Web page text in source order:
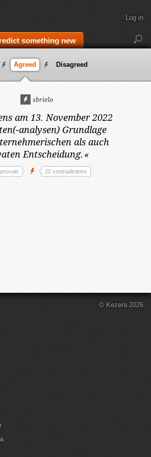
something new
Log in
Agreed Disagreed
sbrielo
am 13. November 2022
analysen) Grundlage
als auch
Entscheidung. «
22 contradictions
© Kezera 2026